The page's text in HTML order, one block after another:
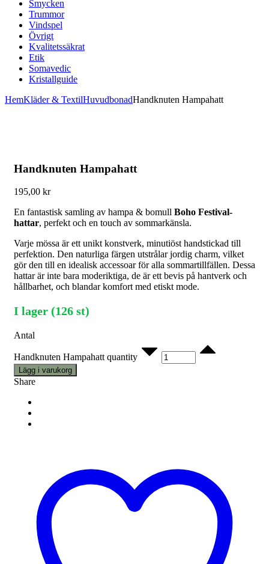
Smycken
Trummor
Vindspel
Övrigt
Kvalitetssäkrat
Etik
Somavedic
Kristallguide
HemKläder & TextilHuvudbonadHandknuten Hampahatt
Handknuten Hampahatt
195,00 kr
En fantastisk samling av hampa & bomull Boho Festival-
hattar, perfekt och en touch av sommarkänsla.
Varje mössa är ett unikt konstverk, minutiöst handstickad till
perfektion. Den naturliga färgen utstrålar jordig charm, vilket
gör den till en idealisk accessoar för alla sommartillfällen. Dessa
hattar är inte bara moderiktiga, de är ett bevis på hantverk och
hållbarhet, och blandar komfort med etiskt mode.
I lager (126 st)
Antal
Handknuten Hampahatt quantity
Lägg i varukorg
Share